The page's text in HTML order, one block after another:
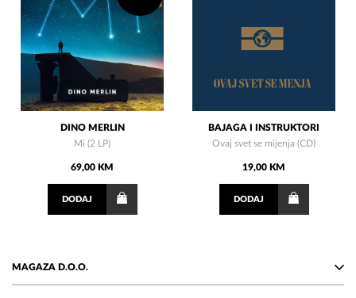
DINO MERLIN
Mi (2 LP)
69,00 KM
DODAJ
BAJAGA I INSTRUKTORI
Ovaj svet se mijenja (CD)
19,00 KM
DODAJ
MAGAZA D.O.O.